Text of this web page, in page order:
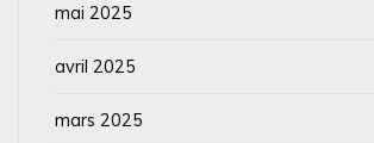
mai 2025
avril 2025
mars 2025